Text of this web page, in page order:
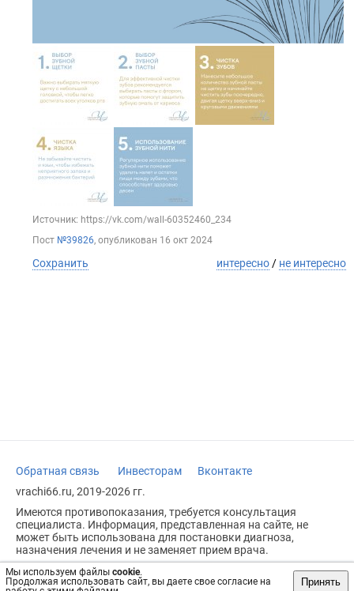
Мы используем файлы cookie.
Продолжая использовать сайт, вы даете свое согласие на
Принять
Источник: https://vk.com/wall-60352460_234
Пост №39826, опубликован 16 окт 2024
Сохранить интересно / не интересно
Обратная связь Инвесторам
Вконтакте
vrachi66.ru, 2019-2026 гг.
Имеются противопоказания, требуется консультация
специалиста. Информация, представленная на сайте, не
может быть использована для постановки диагноза,
назначения лечения и не заменяет прием врача.
Возрастное ограничение: 18+